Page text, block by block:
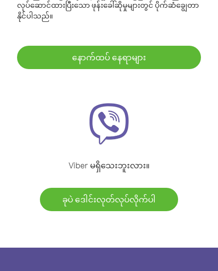
လုပ်ဆောင်ထားပြီးသော ဖုန်းခေါ်ဆိုမှုများတွင် ပိုက်ဆံချွေတာ
နိုင်ပါသည်။
နောက်ထပ် နေရာများ
Viber မရှိသေးဘူးလား။
ခုပဲ ဒေါင်းလုတ်လုပ်လိုက်ပါ